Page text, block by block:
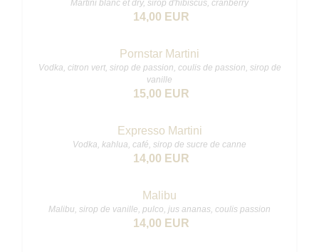
Martini blanc et dry, sirop d'hibiscus, cranberry
14,00 EUR
Pornstar Martini
Vodka, citron vert, sirop de passion, coulis de passion, sirop de
vanille
15,00 EUR
Expresso Martini
Vodka, kahlua, café, sirop de sucre de canne
14,00 EUR
Malibu
Malibu, sirop de vanille, pulco, jus ananas, coulis passion
14,00 EUR